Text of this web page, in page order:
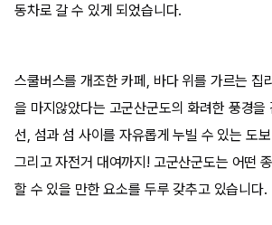
동차로 갈 수 있게 되었습니다.
스쿨버스를 개조한 카페, 바다 위를 가르는 집
을 마지않았다는 고군산군도의 화려한 풍경을
선, 섬과 섬 사이를 자유롭게 누빌 수 있는 도
그리고 자전거 대여까지! 고군산군도는 어떤
할 수 있을 만한 요소를 두루 갖추고 있습니다.​